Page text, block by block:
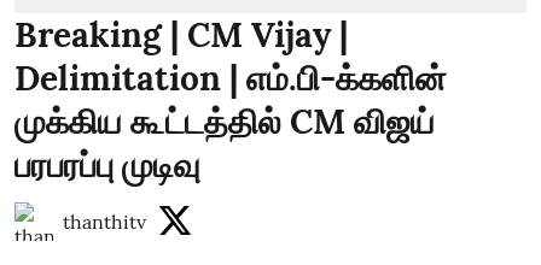
Breaking | CM Vijay |
Delimitation | எம்.பி-க்களின்
முக்கிய கூட்டத்தில் CM விஜய்
பரபரப்பு முடிவு
thanthitv